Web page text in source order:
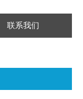
联系我们